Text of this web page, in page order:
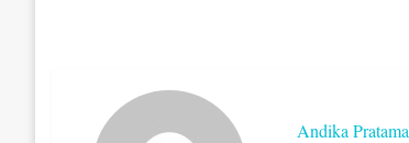
Andika Pratama